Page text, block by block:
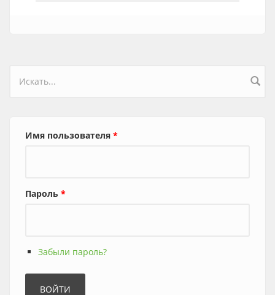
Форма поиска
Имя пользователя *
Пароль *
Забыли пароль?